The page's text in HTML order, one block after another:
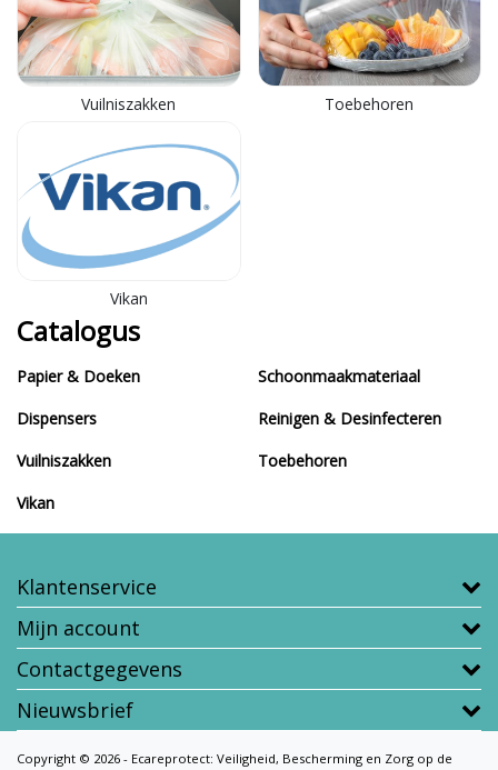
Vuilniszakken Toebehoren
Vikan
Catalogus
Papier & Doeken
Schoonmaakmateriaal
Dispensers
Reinigen & Desinfecteren
Vuilniszakken
Toebehoren
Vikan
Klantenservice
Mijn account
Contactgegevens
Nieuwsbrief
Copyright © 2026 - Ecareprotect: Veiligheid, Bescherming en Zorg op de